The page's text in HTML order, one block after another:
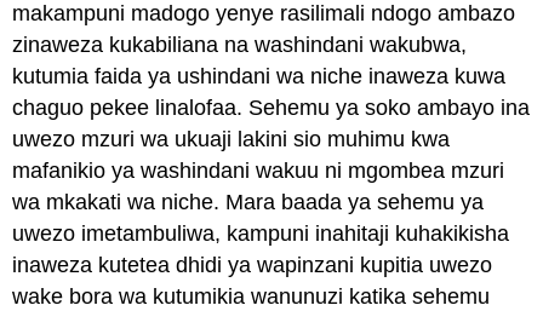
makampuni madogo yenye rasilimali ndogo ambazo
zinaweza kukabiliana na washindani wakubwa,
kutumia faida ya ushindani wa niche inaweza kuwa
chaguo pekee linalofaa. Sehemu ya soko ambayo ina
uwezo mzuri wa ukuaji lakini sio muhimu kwa
mafanikio ya washindani wakuu ni mgombea mzuri
wa mkakati wa niche. Mara baada ya sehemu ya
uwezo imetambuliwa, kampuni inahitaji kuhakikisha
inaweza kutetea dhidi ya wapinzani kupitia uwezo
wake bora wa kutumikia wanunuzi katika sehemu